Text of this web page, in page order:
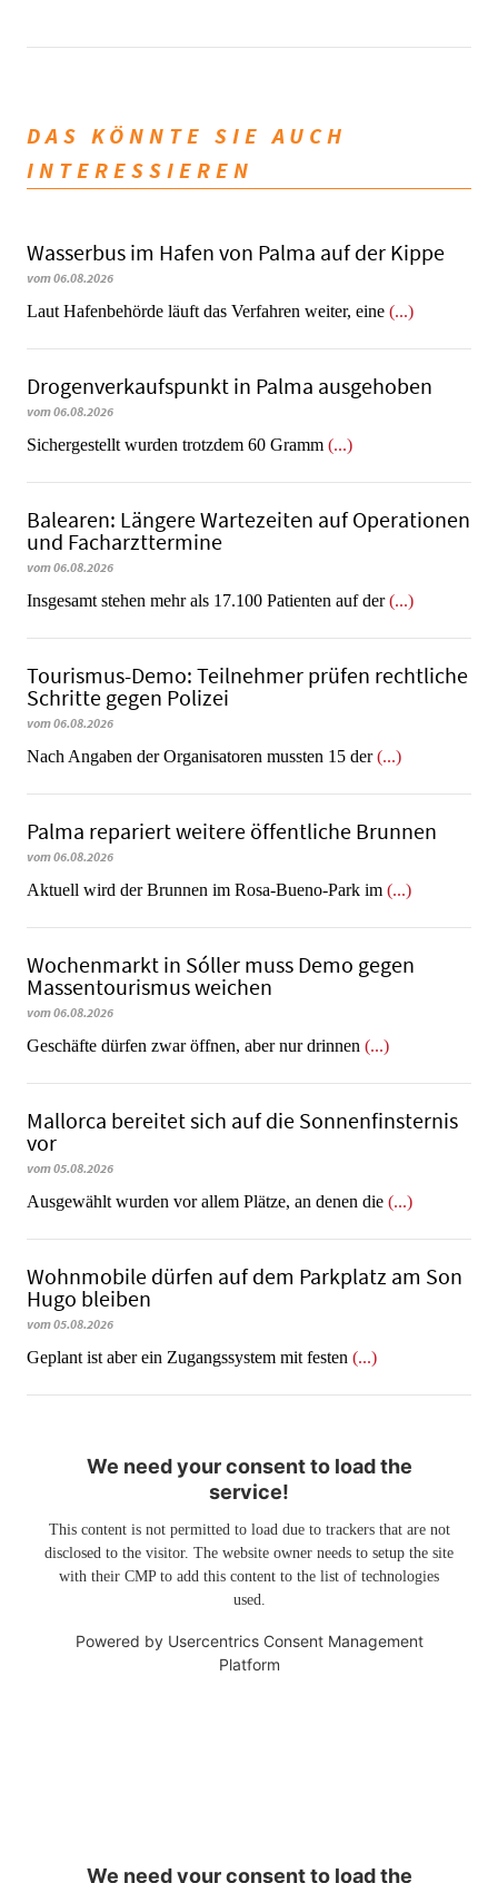
DAS KÖNNTE SIE AUCH
INTERESSIEREN
Wasserbus im Hafen von Palma auf der Kippe
vom 06.08.2026
Laut Hafenbehörde läuft das Verfahren weiter, eine (...)
Dro­gen­ver­kaufs­punkt in Palma ausgehoben
vom 06.08.2026
​​​​​​​Sichergestellt wurden trotzdem 60 Gramm (...)
Balearen: Längere Wartezeiten auf Operationen
und Facharzttermine
vom 06.08.2026
Insgesamt stehen mehr als 17.100 Patienten auf der(...)
Tourismus-Demo: Teilnehmer prüfen rechtliche
Schritte gegen Polizei
vom 06.08.2026
Nach Angaben der Organisatoren mussten 15 der(...)
Palma repariert weitere öffentliche Brunnen
vom 06.08.2026
Aktuell wird der Brunnen im Rosa-Bueno-Park im (...)
Wochenmarkt in Sóller muss Demo gegen
Massentourismus weichen
vom 06.08.2026
Geschäfte dürfen zwar öffnen, aber nur drinnen (...)
Mallorca bereitet sich auf die Sonnenfinsternis
vor
vom 05.08.2026
Ausgewählt wurden vor allem Plätze, an denen die (...)
Wohnmobile dürfen auf dem Parkplatz am Son
Hugo bleiben
vom 05.08.2026
Geplant ist aber ein Zugangssystem mit festen (...)
We need your consent to load the
service!
This content is not permitted to load due to trackers that are not
disclosed to the visitor. The website owner needs to setup the site
with their CMP to add this content to the list of technologies
used.
Powered by Usercentrics Consent Management
Platform
We need your consent to load the